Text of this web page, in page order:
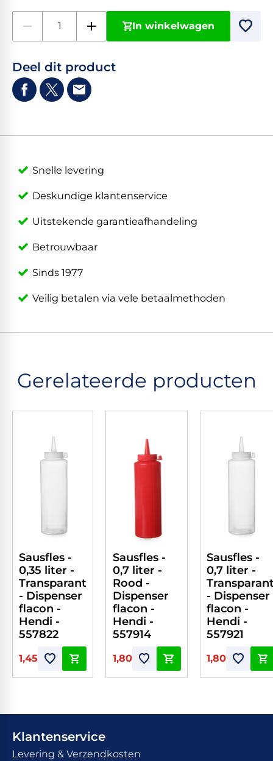
In winkelwagen
Deel dit product
Snelle levering
Deskundige klantenservice
Uitstekende garantieafhandeling
Betrouwbaar
Sinds 1977
Veilig betalen via vele betaalmethoden
Gerelateerde producten
Sausfles -
0,35 liter -
Transparant
- Dispenser
flacon -
Hendi -
557822
1,45
Sausfles -
0,7 liter -
Rood -
Dispenser
flacon -
Hendi -
557914
1,80
Sausfles -
0,7 liter -
- Dispenser
flacon -
Hendi -
557921
1,80
Klantenservice
Levering & Verzendkosten